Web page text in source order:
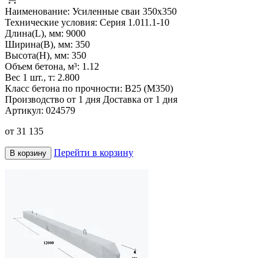
Наименование: Усиленные сваи 350х350
Технические условия: Серия 1.011.1-10
Длина(L), мм: 9000
Ширина(B), мм: 350
Высота(H), мм: 350
Объем бетона, м³: 1.12
Вес 1 шт., т: 2.800
Класс бетона по прочности: В25 (М350)
Производство от 1 дня Доставка от 1 дня
Артикул: 024579
от 31 135
В корзину Перейти в корзину